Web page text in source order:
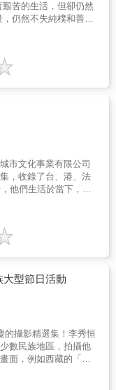
苦的生活，但卻仍然
仍然不失純樸和善
當時的我就是。我物
作，但一顆創造的
，我看著八尺門的少
然的。空虛的是我的
不能解決的;八尺門像
拍長久以來第一次感
其中的人們。
市文化事業有限公司
，收錄了台、港、法
他們生活於當下，透
延伸至未來，讓後人
，從影像中得到感動
撞擊⋯⋯
型節日活動
的攝影精選集！李秀恒
數民族地區，拍攝他
面，例如西藏的「雪
富多彩的節慶活動